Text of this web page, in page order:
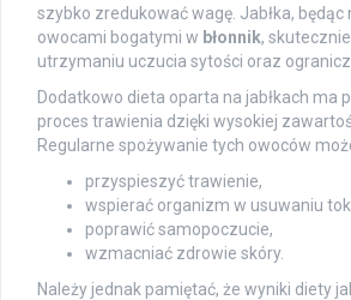
szybko zredukować wagę. Jabłka,
owocami bogatymi w błonnik,
utrzymaniu uczucia sytości oraz
Dodatkowo dieta oparta na jabłkach ma
proces trawienia dzięki wysokiej
Regularne spożywanie tych owoców
przyspieszyć trawienie,
wspierać organizm w usuwaniu
poprawić samopoczucie,
wzmacniać zdrowie skóry.
Należy jednak pamiętać, że wyniki diety